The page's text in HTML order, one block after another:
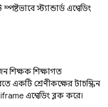
স্ট্যান্ডার্ড এম্বেডিং
শিক্ষক শিক্ষাগত
একটি শ্রেণীকক্ষের টাচস্ক্রিন
এম্বেডিং ব্লক করে।